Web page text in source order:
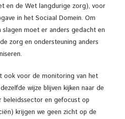
en de Wet langdurige zorg), voor
in het Sociaal Domein. Om
moet er anders gedacht en
zorg en ondersteuning anders
ook voor de monitoring van het
wijze blijven kijken naar de
beleidssector en gefocust op
krijgen we geen zicht op de